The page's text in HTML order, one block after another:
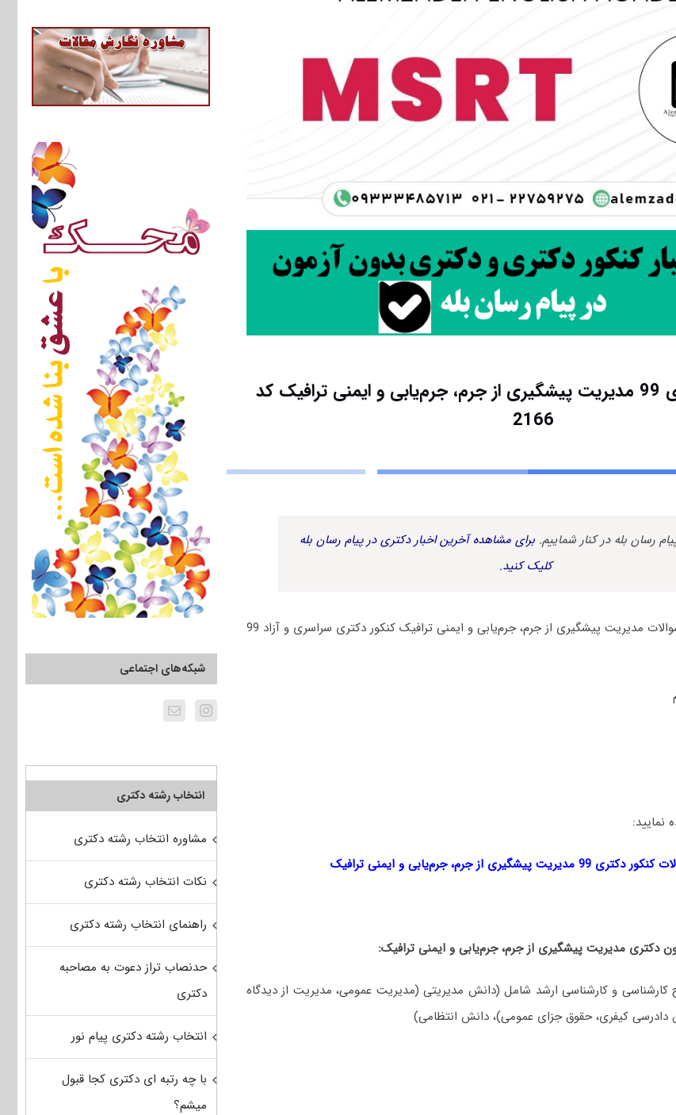
دانلود سوالات دکتری 99 مدیریت پیشگیری از جرم، جرم‌یابی و ایمنی ترافیک کد
2166
رسان بله در کنار شماییم. برای مشاهده آخرین اخبار دکتری در پیام رسان بله
کلیک کنید.
برای دانلود رایگان دفترچه سوالات مدیریت پیشگیری از جرم، جرم‌یابی و ایمنی ترافیک کنکور دکتری سراسری و آزاد 99
نمایید:
کنکور دکتری 99 مدیریت پیشگیری از جرم، جرم‌یابی و ایمنی ترافیک
دکتری مدیریت پیشگیری از جرم، جرم‌یابی و ایمنی ترافیک:
و کارشناسی ارشد شامل (دانش مدیریتی (مدیریت عمومی، مدیریت از دیدگاه
دادرسی کیفری، حقوق جزای عمومی)، دانش انتظامی)
شبکه‌های اجتماعی
انتخاب رشته دکتری
مشاوره انتخاب رشته دکتری
نکات انتخاب رشته دکتری
راهنمای انتخاب رشته دکتری
حدنصاب تراز دعوت به مصاحبه
دکتری
انتخاب رشته دکتری پیام نور
با چه رتبه ای دکتری کجا قبول
میشم؟